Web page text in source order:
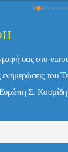
σας στο
ενημερώσεις του
Σ. Κοσμίδη